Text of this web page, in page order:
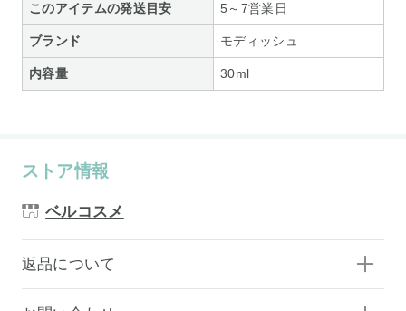
このアイテムの発送目安 5～7営業日
ブランド モディッシュ
内容量 30ml
ストア情報
ベルコスメ
返品について